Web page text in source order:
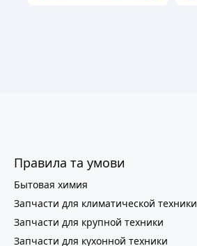
Правила та умови
Бытовая химия
Запчасти для климатической техники
Запчасти для крупной техники
Запчасти для кухонной техники